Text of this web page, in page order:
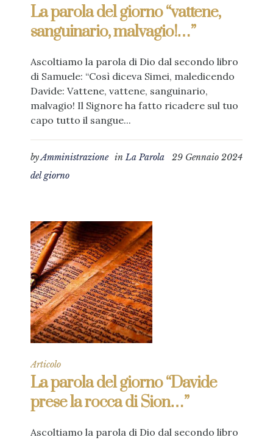
La parola del giorno “vattene,
sanguinario, malvagio!…”
Ascoltiamo la parola di Dio dal secondo libro
di Samuele: “Così diceva Simei, maledicendo
Davide: Vattene, vattene, sanguinario,
malvagio! Il Signore ha fatto ricadere sul tuo
capo tutto il sangue...
29 Gennaio 2024
byAmministrazione inLa Parola
del giorno
Articolo
La parola del giorno “Davide
prese la rocca di Sion…”
Ascoltiamo la parola di Dio dal secondo libro